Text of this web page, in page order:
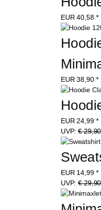
EUR 40,58 *
EUR 38,90 *
EUR 24,99 *
UVP:€ 29,90
EUR 14,99 *
UVP:€ 29,90